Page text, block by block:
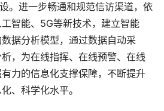
。进一步畅通和规范信访渠道，依
智能、5G等新技术，建立智能
据分析模型，通过数据自动采
，为在线指挥、在线预警、在线
力的信息化支撑保障，不断提升
、科学化水平。